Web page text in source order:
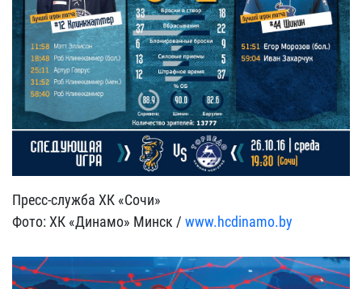
Пресс-служба ХК «Сочи»
Фото: ХК «Динамо» Минск / www.hcdinamo.by